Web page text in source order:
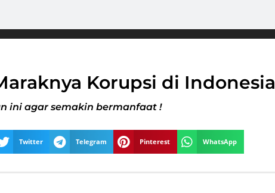
Korupsi di Indonesia
ini agar semakin bermanfaat !
Twitter Telegram Pinterest WhatsApp